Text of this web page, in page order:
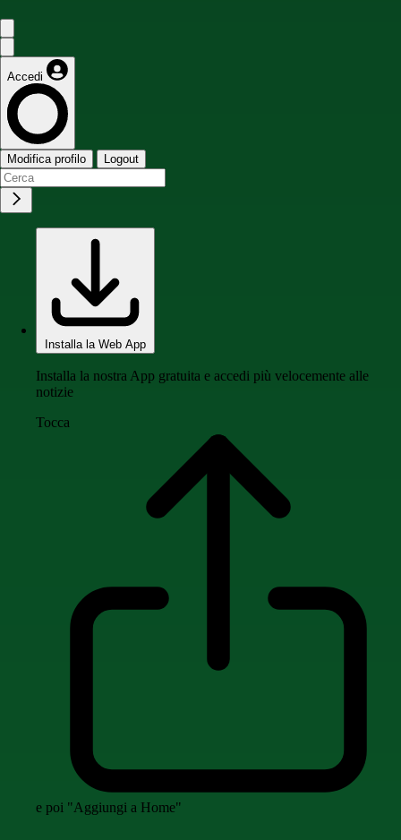
Accedi
Modifica profilo Logout
Installa la Web App
Installa la nostra App gratuita e accedi più velocemente alle
notizie
Tocca
e poi "Aggiungi a Home"